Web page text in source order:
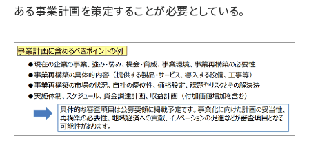
ある事業計画を策定することが必要としている。